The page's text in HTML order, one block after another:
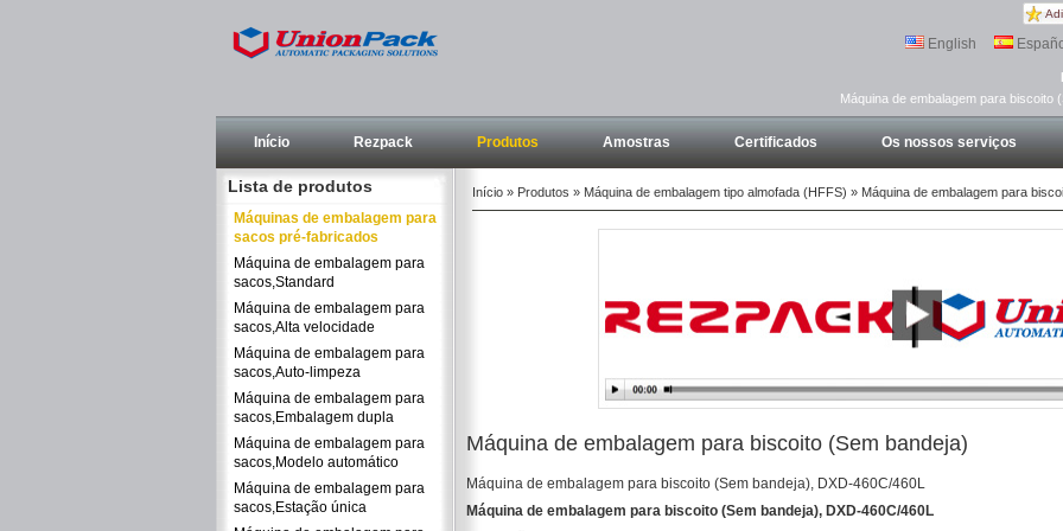
English
Máquina de embalagem para biscoito
Início Rezpack Produtos Amostras Certificados Os nossos serviços
Lista de produtos
Máquinas de embalagem para
sacos pré-fabricados
Máquina de embalagem para
sacos,Standard
Máquina de embalagem para
sacos,Alta velocidade
Máquina de embalagem para
sacos,Auto-limpeza
Máquina de embalagem para
sacos,Embalagem dupla
Máquina de embalagem para
sacos,Modelo automático
Máquina de embalagem para
sacos,Estação única
Início» Produtos » Máquina de embalagem tipo almofada (HFFS) » Máquina de embalagem para
Máquina de embalagem para biscoito (Sem bandeja)
Máquina de embalagem para biscoito (Sem bandeja), DXD-460C/460L
Máquina de embalagem para biscoito (Sem bandeja), DXD-460C/460L